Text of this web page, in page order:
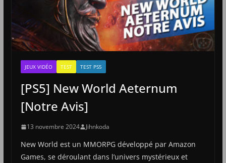
JEUX VIDÉO TEST TEST PS5
[PS5] New World Aeternum
[Notre Avis]
13 novembre 2024 Jihnkoda
New World est un MMORPG développé par Amazon
Games, se déroulant dans l’univers mystérieux et